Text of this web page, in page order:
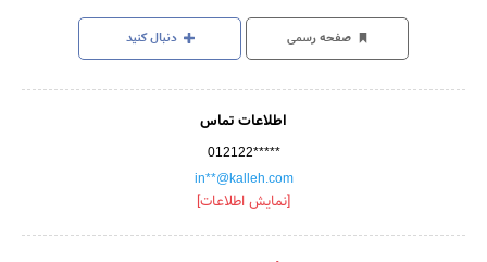
صفحه رسمی دنبال کنید
اطلاعات تماس
012122*****
in**@kalleh.com
[نمایش اطلاعات]